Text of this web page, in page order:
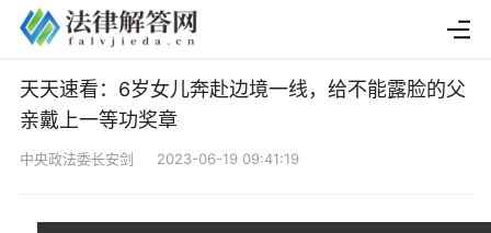
天天速看：6岁女儿奔赴边境一线，给不能露脸的父
亲戴上一等功奖章
中央政法委长安剑 2023-06-19 09:41:19